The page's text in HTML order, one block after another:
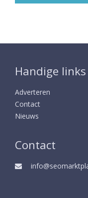
Handige links
Adverteren
Contact
Nieuws
Contact